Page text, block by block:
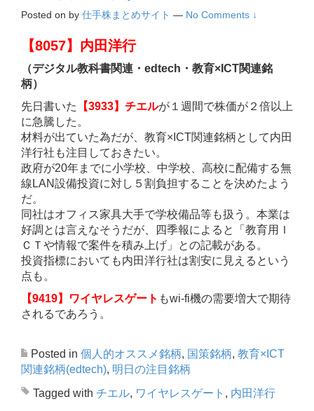
Posted on by 仕手株まとめサイト — No Comments ↓
【8057】内田洋行
（デジタル教科書関連・edtech・教育×ICT関連銘
柄）
先日書いた
【3933】チエルが１週間で株価が２倍以上
に急騰した。
材料が出ていた為だが、教育×ICT関連銘柄として内田
洋行社も注目しておきたい。
政府が20年までに小学校、中学校、高校に配備する無
線LAN設備投資に対し５割負担することを決めたよう
だ。
同社はオフィス家具大手で学校備品等も扱う。本業は
好調とは言えなそうだが、四季報によると「教育用Ｉ
ＣＴや情報で案件を積み上げ」との記載がある。
投資指標においても内田洋行社は割安に見えるという
点も。
【9419】ワイヤレスゲート もwi-fi機の需要増大で期待
されるであろう。
Posted in 個人的オススメ銘柄, 国策銘柄, 教育×ICT
関連銘柄(edtech), 明日の注目銘柄
Tagged with チエル, ワイヤレスゲート , 内田洋行